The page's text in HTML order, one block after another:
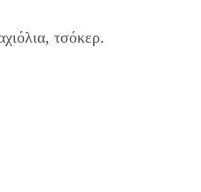
τσόκερ.